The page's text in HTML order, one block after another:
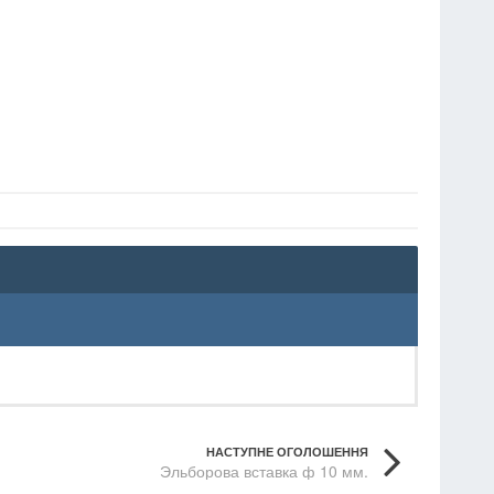
НАСТУПНЕ ОГОЛОШЕННЯ
Эльборова вставка ф 10 мм.